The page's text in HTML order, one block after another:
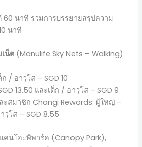
60 นาที รวมการบรรยายสรุปความ
นาที
น็ต (Manulife Sky Nets – Walking)
/ อาวุโส – SGD 10
13.50 และเด็ก / อาวุโส – SGD 9
สมาชิก Changi Rewards: ผู้ใหญ่ –
วุโส – SGD 8.55
คนโอะพิพาร์ค (Canopy Park),